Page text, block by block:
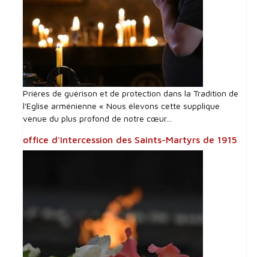
Prières de guérison et de protection dans la Tradition de
l'Eglise arménienne « Nous élevons cette supplique
venue du plus profond de notre cœur...
office d'intercession des Saints-Martyrs de 1915